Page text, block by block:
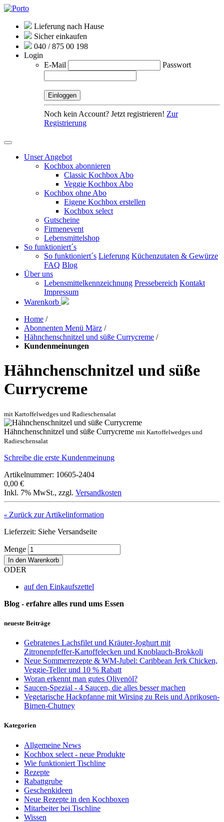
Lieferung nach Hause
Sicher einkaufen
040 / 875 00 198
Login
E-Mail
Passwort
Noch kein Account? Jetzt registrieren! Zur
Registrierung
Unser Angebot
Kochbox abonnieren
Classic Kochbox Abo
Veggie Kochbox Abo
Kochbox ohne Abo
Eigene Kochbox erstellen
Kochbox select
Gutscheine
Firmenevent
Lebensmittelshop
So funktioniert´s
So funktioniert´s Lieferung Küchenzutaten & Gewürze
FAQ Blog
Über uns
Lebensmittelkennzeichnung Pressebereich Kontakt
Impressum
Warenkorb
Home /
Abonnenten Menü März /
Hähnchenschnitzel und süße Currycreme /
Kundenmeinungen
Hähnchenschnitzel und süße
Currycreme
mit Kartoffelwedges und Radieschensalat
Hähnchenschnitzel und süße Currycreme mit Kartoffelwedges und
Radieschensalat
Schreibe die erste Kundenmeinung
Artikelnummer: 10605-2404
0,00 €
Inkl. 7% MwSt., zzgl. Versandkosten
« Zurück zur Artikelinformation
Lieferzeit: Siehe Versandseite
Menge
In den Warenkorb
ODER
auf den Einkaufszettel
Blog - erfahre alles rund ums Essen
neueste Beiträge
Gebratenes Lachsfilet und Kräuter-Joghurt mit
Zitronenpfeffer-Kartoffelecken und Knoblauch-Brokkoli
Neue Sommerrezepte & WM-Jubel: Caribbean Jerk Chicken,
Veggie-Teller und 10 % Rabatt
Woran erkennt man gutes Olivenöl?
Saucen-Spezial - 4 Saucen, die alles besser machen
Vegetarische Hackpfanne mit Wirsing zu Reis und Aprikosen-
Birnen-Chutney
Kategorien
Allgemeine News
Kochbox select - neue Produkte
Wie funktioniert Tischline
Rezepte
Rabattgrube
Geschenkideen
Neue Rezepte in den Kochboxen
Mitarbeiter bei Tischline
Wissen